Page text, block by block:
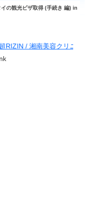
イの観光ビザ取得 (手続き 編) in
RIZIN.38